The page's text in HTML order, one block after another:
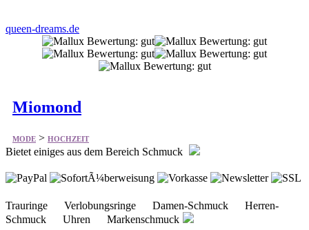
queen-dreams.de
Miomond
MODE > HOCHZEIT
Bietet einiges aus dem Bereich Schmuck
Trauringe Verlobungsringe Damen-Schmuck Herren-
Schmuck Uhren Markenschmuck